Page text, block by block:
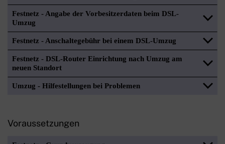
Festnetz - Angabe der Vorbesitzerdaten beim DSL-
Umzug
Festnetz - Anschaltegebühr bei einem DSL-Umzug
Festnetz - DSL-Router Einrichtung nach Umzug am
neuen Standort
Umzug - Hilfestellungen bei Problemen
Voraussetzungen